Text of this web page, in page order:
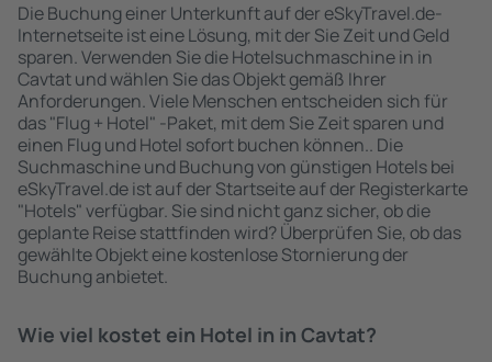
Die Buchung einer Unterkunft auf der eSkyTravel.de-
Internetseite ist eine Lösung, mit der Sie Zeit und Geld
sparen. Verwenden Sie die Hotelsuchmaschine in in
Cavtat und wählen Sie das Objekt gemäß Ihrer
Anforderungen. Viele Menschen entscheiden sich für
das "Flug + Hotel" -Paket, mit dem Sie Zeit sparen und
einen Flug und Hotel sofort buchen können.. Die
Suchmaschine und Buchung von günstigen Hotels bei
eSkyTravel.de ist auf der Startseite auf der Registerkarte
"Hotels" verfügbar. Sie sind nicht ganz sicher, ob die
geplante Reise stattfinden wird? Überprüfen Sie, ob das
gewählte Objekt eine kostenlose Stornierung der
Buchung anbietet.
Wie viel kostet ein Hotel in in Cavtat?